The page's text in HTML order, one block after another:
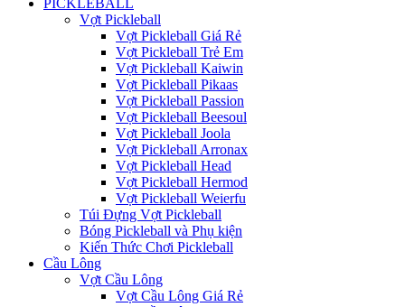
PICKLEBALL
Vợt Pickleball
Vợt Pickleball Giá Rẻ
Vợt Pickleball Trẻ Em
Vợt Pickleball Kaiwin
Vợt Pickleball Pikaas
Vợt Pickleball Passion
Vợt Pickleball Beesoul
Vợt Pickleball Joola
Vợt Pickleball Arronax
Vợt Pickleball Head
Vợt Pickleball Hermod
Vợt Pickleball Weierfu
Túi Đựng Vợt Pickleball
Bóng Pickleball và Phụ kiện
Kiến Thức Chơi Pickleball
Cầu Lông
Vợt Cầu Lông
Vợt Cầu Lông Giá Rẻ